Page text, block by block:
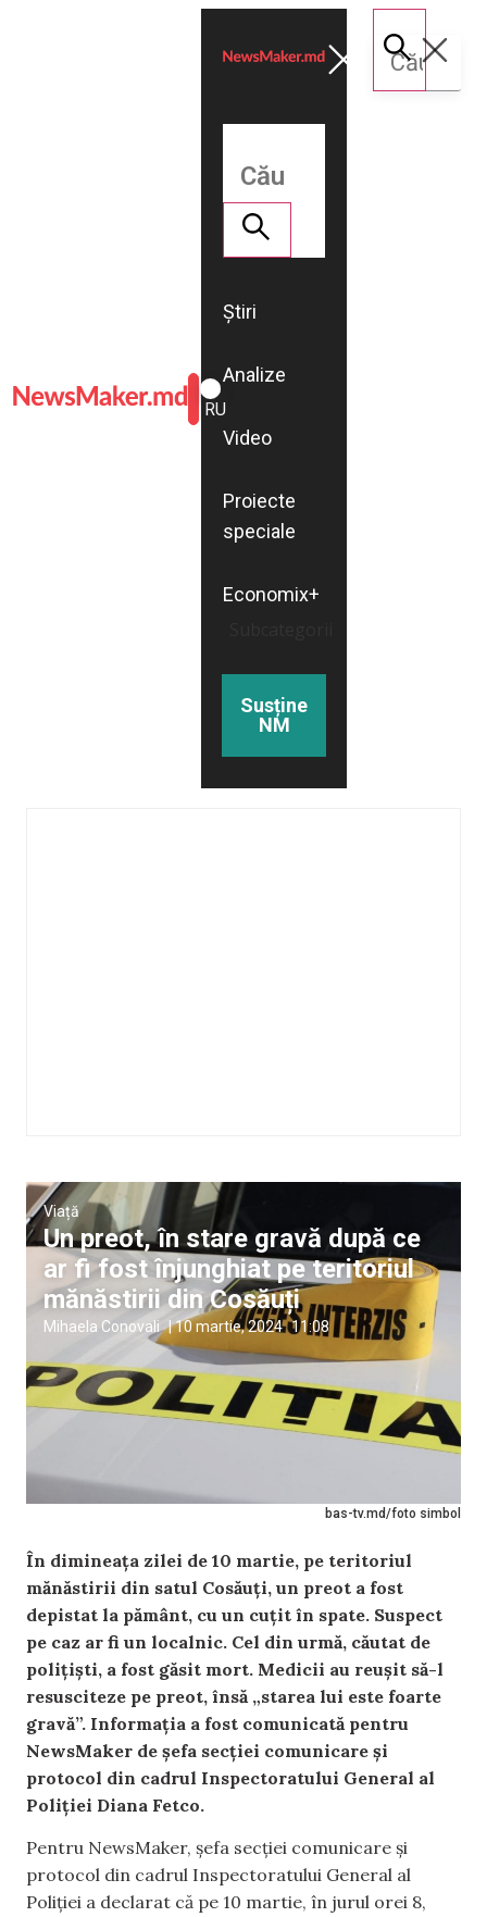
ROMÂNĂ
RU
Știri
Analize
Video
Proiecte
speciale
Economix+
Susține
NM
bas-tv.md/foto simbol
Viață
Un preot, în stare gravă după ce
ar fi fost înjunghiat pe teritoriul
mănăstirii din Cosăuți
Mihaela Conovali |10 martie, 2024 11:08
În dimineața zilei de 10 martie, pe teritoriul
mănăstirii din satul Cosăuți, un preot a fost
depistat la pământ, cu un cuțit în spate. Suspect
pe caz ar fi un localnic. Cel din urmă, căutat de
polițiști, a fost găsit mort. Medicii au reușit să-l
resusciteze pe preot, însă „starea lui este foarte
gravă”. Informația a fost comunicată pentru
NewsMaker de șefa secției comunicare și
protocol din cadrul Inspectoratului General al
Poliției Diana Fetco.
Pentru NewsMaker, șefa secției comunicare și
protocol din cadrul Inspectoratului General al
Poliției a declarat că pe 10 martie, în jurul orei 8,